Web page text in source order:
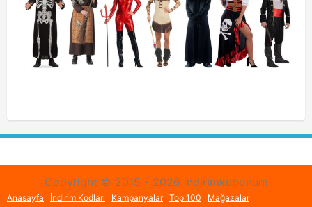
Copyright © 2015 - 2026 indirimkuponum
Anasayfa İndirim Kodları Kampanyalar Top 100
Mağazalar